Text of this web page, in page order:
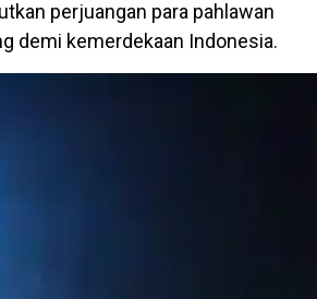
perjuangan para pahlawan
demi kemerdekaan Indonesia.